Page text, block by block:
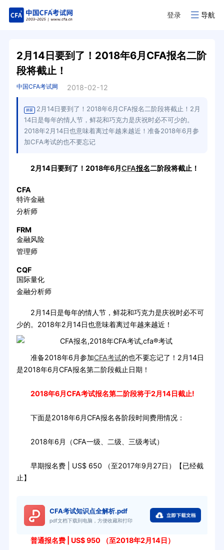
登录 导航
2月14日要到了！2018年6月CFA报名二阶
段将截止！
中国CFA考试网 2018-02-12
摘要
2月14日要到了！2018年6月CFA报名二阶段将截止！2月
14日是每年的情人节，鲜花和巧克力是庆祝时必不可少的。
2018年2月14日也意味着离过年越来越近！准备2018年6月参
加CFA考试的也不要忘记
2月14日要到了！2018年6月CFA报名二阶段将截止！
CFA
特许金融
分析师
FRM
金融风险
管理师
CQF
国际量化
金融分析师
2月14日是每年的情人节，鲜花和巧克力是庆祝时必不可
少的。2018年2月14日也意味着离过年越来越近！
准备2018年6月参加CFA考试的也不要忘记了！2月14日
是2018年6月CFA报名第二阶段截止日期！
2018年6月CFA考试报名第二阶段将于2月14日截止!
下面是2018年6月CFA报名各阶段时间费用情况：
2018年6月（CFA一级、二级、三级考试）
早期报名费 | US$ 650 （至2017年9月27日）【已经截
止】
CFA考试知识点全解析.pdf
pdf文档下载到电脑，方便收藏和打印
普通报名费 | US$ 950 （至2018年2月14日）